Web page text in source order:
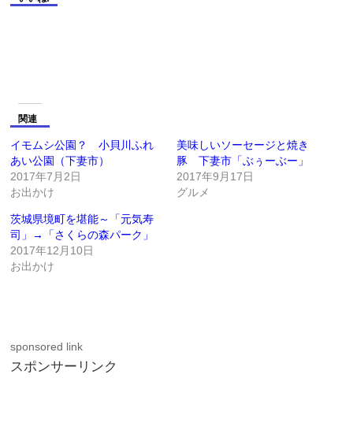
関連
イモムシ公園？ 小貝川ふれ
あい公園（下妻市）
2017年7月2日
お出かけ
美味しいソーセージと焼き
豚 下妻市「ぶぅーぶー」
2017年9月17日
グルメ
茨城県境町を堪能～「元気寿
司」→「さくらの森パーク」
2017年12月10日
お出かけ
sponsored link
スポンサーリンク